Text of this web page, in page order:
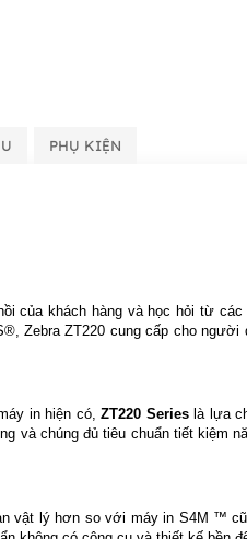
PHỤ KIỆN
của khách hàng và học hỏi từ các
Zebra ZT220 cung cấp cho người
in hiện có,ZT220 Serieslà lựa
và chúng đủ tiêu chuẩn tiết kiệm
vật lý hơn so với máy in S4M ™